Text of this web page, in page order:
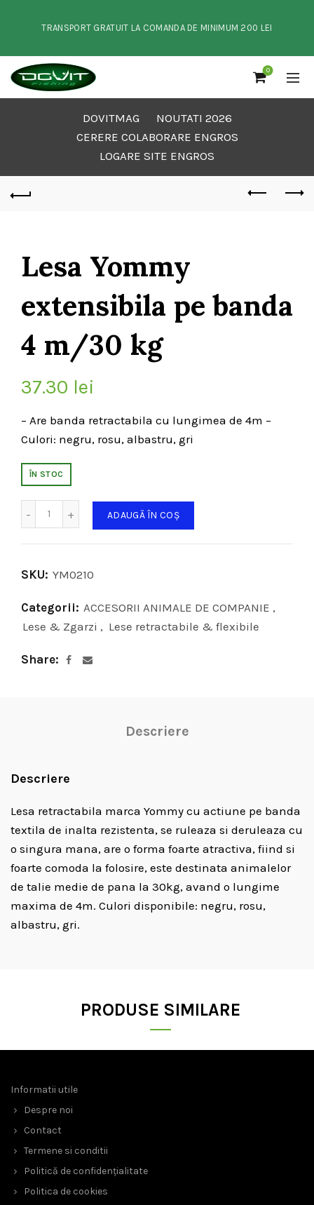
TRANSPORT GRATUIT LA COMANDA DE MINIMUM 200 LEI
0
DOVITMAG
NOUTATI 2026
CERERE COLABORARE ENGROS
LOGARE SITE ENGROS
Lesa Yommy
extensibila pe banda
4 m/30 kg
37.30 lei
– Are banda retractabila cu lungimea de 4m –
Culori: negru, rosu, albastru, gri
ÎN STOC
ADAUGĂ ÎN COȘ
SKU: YM0210
Categorii: ACCESORII ANIMALE DE COMPANIE ,
Lese & Zgarzi , Lese retractabile & flexibile
Share
Descriere
Descriere
Lesa retractabila marca Yommy cu actiune pe banda
textila de inalta rezistenta, se ruleaza si deruleaza cu
o singura mana, are o forma foarte atractiva, fiind si
foarte comoda la folosire, este destinata animalelor
de talie medie de pana la 30kg, avand o lungime
maxima de 4m. Culori disponibile: negru, rosu,
albastru, gri.
PRODUSE SIMILARE
Informatii utile
Despre noi
Contact
Termene si conditii
Politică de confidențialitate
Politica de cookies